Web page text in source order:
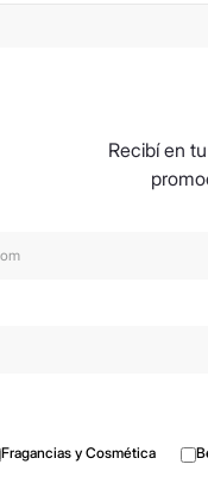
Recibí en
Fragancias y Cosmética